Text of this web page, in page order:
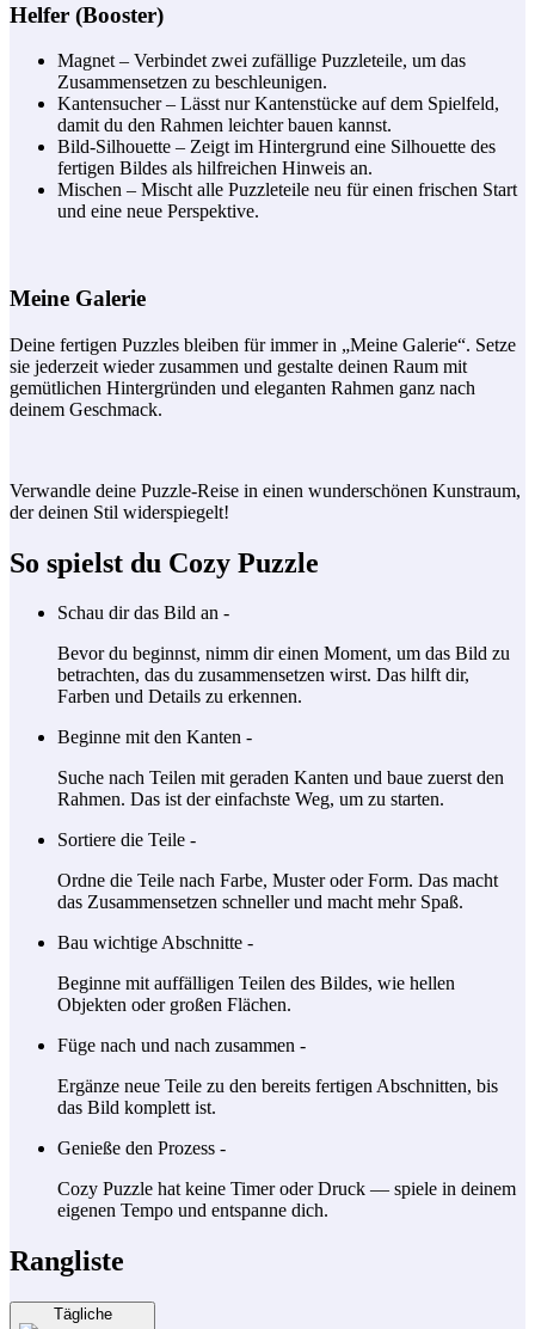
Helfer (Booster)
Magnet – Verbindet zwei zufällige Puzzleteile, um das
Zusammensetzen zu beschleunigen.
Kantensucher – Lässt nur Kantenstücke auf dem Spielfeld,
damit du den Rahmen leichter bauen kannst.
Bild-Silhouette – Zeigt im Hintergrund eine Silhouette des
fertigen Bildes als hilfreichen Hinweis an.
Mischen – Mischt alle Puzzleteile neu für einen frischen Start
und eine neue Perspektive.
Meine Galerie
Deine fertigen Puzzles bleiben für immer in „Meine Galerie“. Setze
sie jederzeit wieder zusammen und gestalte deinen Raum mit
gemütlichen Hintergründen und eleganten Rahmen ganz nach
deinem Geschmack.
Verwandle deine Puzzle-Reise in einen wunderschönen Kunstraum,
der deinen Stil widerspiegelt!
So spielst du Cozy Puzzle
Schau dir das Bild an -
Bevor du beginnst, nimm dir einen Moment, um das Bild zu
betrachten, das du zusammensetzen wirst. Das hilft dir,
Farben und Details zu erkennen.
Beginne mit den Kanten -
Suche nach Teilen mit geraden Kanten und baue zuerst den
Rahmen. Das ist der einfachste Weg, um zu starten.
Sortiere die Teile -
Ordne die Teile nach Farbe, Muster oder Form. Das macht
das Zusammensetzen schneller und macht mehr Spaß.
Bau wichtige Abschnitte -
Beginne mit auffälligen Teilen des Bildes, wie hellen
Objekten oder großen Flächen.
Füge nach und nach zusammen -
Ergänze neue Teile zu den bereits fertigen Abschnitten, bis
das Bild komplett ist.
Genieße den Prozess -
Cozy Puzzle hat keine Timer oder Druck — spiele in deinem
eigenen Tempo und entspanne dich.
Rangliste
Tägliche